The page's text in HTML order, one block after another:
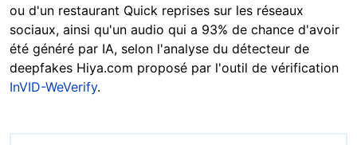
ou d'un restaurant Quick reprises sur les réseaux
sociaux, ainsi qu'un audio qui a 93% de chance d'avoir
été généré par IA, selon l'analyse du détecteur de
deepfakes Hiya.com proposé par l'outil de vérification
InVID-WeVerify.